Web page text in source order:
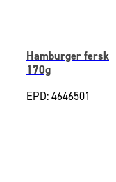
Hamburger fersk
170g
EPD: 4646501